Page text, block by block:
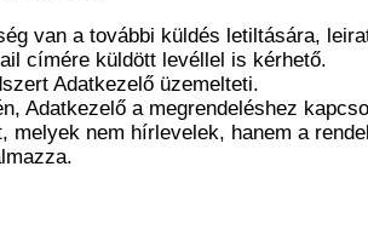
van a további küldés letiltására,
címére küldött levéllel is kérhető.
Adatkezelő üzemelteti.
Adatkezelő a megrendeléshez
melyek nem hírlevelek, hanem a